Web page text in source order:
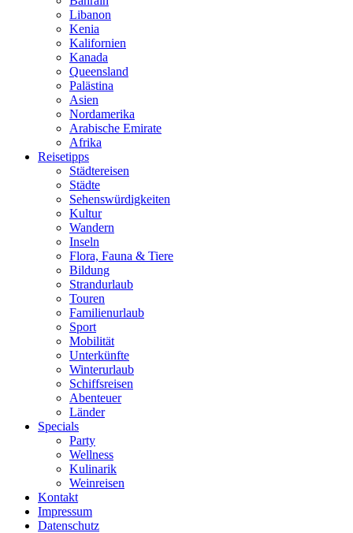
Libanon
Kenia
Kalifornien
Kanada
Queensland
Palästina
Asien
Nordamerika
Arabische Emirate
Afrika
Reisetipps
Städtereisen
Städte
Sehenswürdigkeiten
Kultur
Wandern
Inseln
Flora, Fauna & Tiere
Bildung
Strandurlaub
Touren
Familienurlaub
Sport
Mobilität
Unterkünfte
Winterurlaub
Schiffsreisen
Abenteuer
Länder
Specials
Party
Wellness
Kulinarik
Weinreisen
Kontakt
Impressum
Datenschutz